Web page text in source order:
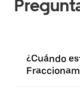
¿Cuándo